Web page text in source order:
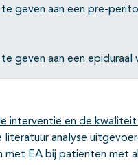
geven aan een pre-
geven aan een
interventie en de
literatuur analyse
met EA bij patiënten met